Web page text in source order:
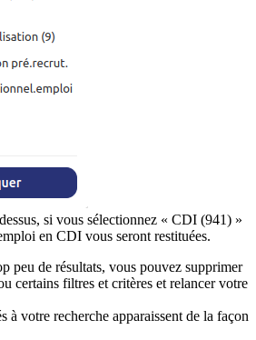
si vous sélectionnez « CDI (941) »
en CDI vous seront restituées.
peu de résultats, vous pouvez supprimer
certains filtres et critères et relancer votre
à votre recherche apparaissent de la façon